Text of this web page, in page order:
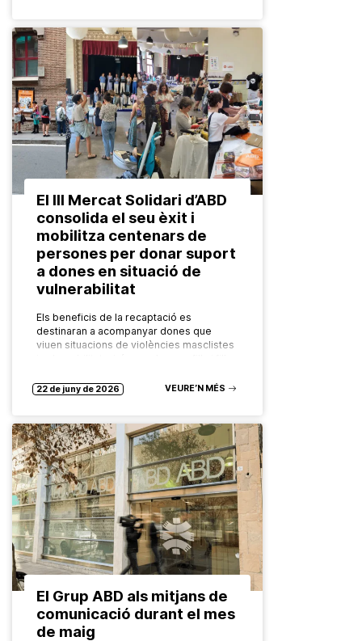
El III Mercat Solidari d’ABD
consolida el seu èxit i
mobilitza centenars de
persones per donar suport
a dones en situació de
vulnerabilitat
Els beneficis de la recaptació es
destinaran a acompanyar dones que
viuen situacions de violències masclistes
22 de juny de 2026 VEURE’N MÉS
El Grup ABD als mitjans de
comunicació durant el mes
de maig